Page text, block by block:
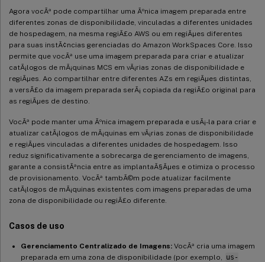
Agora vocÃª pode compartilhar uma Ãºnica imagem preparada entre
diferentes zonas de disponibilidade, vinculadas a diferentes unidades
de hospedagem, na mesma regiÃ£o AWS ou em regiÃµes diferentes
para suas instÃ¢ncias gerenciadas do Amazon WorkSpaces Core. Isso
permite que vocÃª use uma imagem preparada para criar e atualizar
catÃ¡logos de mÃ¡quinas MCS em vÃ¡rias zonas de disponibilidade e
regiÃµes. Ao compartilhar entre diferentes AZs em regiÃµes distintas,
a versÃ£o da imagem preparada serÃ¡ copiada da regiÃ£o original para
as regiÃµes de destino.
VocÃª pode manter uma Ãºnica imagem preparada e usÃ¡-la para criar e
atualizar catÃ¡logos de mÃ¡quinas em vÃ¡rias zonas de disponibilidade
e regiÃµes vinculadas a diferentes unidades de hospedagem. Isso
reduz significativamente a sobrecarga de gerenciamento de imagens,
garante a consistÃªncia entre as implantaÃ§Ãµes e otimiza o processo
de provisionamento. VocÃª tambÃ©m pode atualizar facilmente
catÃ¡logos de mÃ¡quinas existentes com imagens preparadas de uma
zona de disponibilidade ou regiÃ£o diferente.
Casos de uso
Gerenciamento Centralizado de Imagens: VocÃª cria uma imagem
preparada em uma zona de disponibilidade (por exemplo,
us-